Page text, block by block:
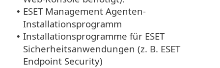
• ESET Management Agenten-
Installationsprogramm
• Installationsprogramme für ESET
Sicherheitsanwendungen (z. B. ESET
Endpoint Security)